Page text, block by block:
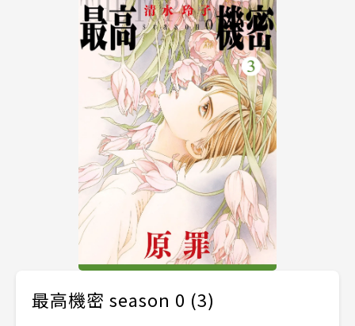
【公告】因 Readmoo 讀墨系統維護中，本站同步暫
停部分閱讀服務
最高機密 season 0 (3)